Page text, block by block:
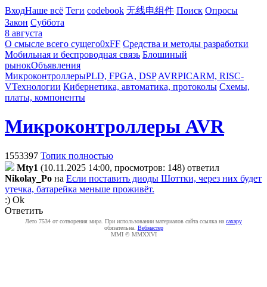
ВходНаше всё Теги codebook 无线电组件 Поиск Опросы
Закон Суббота
8 августа
О смысле всего сущего0xFF Средства и методы разработки
Мобильная и беспроводная связь Блошиный
рынокОбъявления
МикроконтроллерыPLD, FPGA, DSP AVRPICARM, RISC-
VТехнологии Кибернетика, автоматика, протоколы Схемы,
платы, компоненты
Микроконтроллеры AVR
1553397 Топик полностью
Mty1 (10.11.2025 14:00, просмотров: 148) ответил
Nikolay_Po на Если поставить диоды Шоттки, через них будет
утечка, батарейка меньше проживёт.
:) Ok
Ответить
Лето 7534 от сотворения мира. При использовании материалов сайта ссылка на caxapу
обязательна. Вебмастер
MMI © MMXXVI